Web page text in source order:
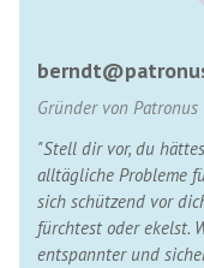
Gründer von Patronus
"Stell dir vor, du
alltägliche Probleme
sich schützend vor
fürchtest oder ekelst.
entspannter und